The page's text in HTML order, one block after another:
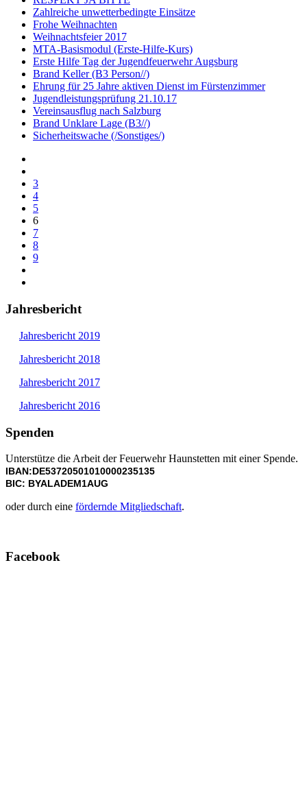
Zahlreiche unwetterbedingte Einsätze
Frohe Weihnachten
Weihnachtsfeier 2017
MTA-Basismodul (Erste-Hilfe-Kurs)
Erste Hilfe Tag der Jugendfeuerwehr Augsburg
Brand Keller (B3 Person//)
Ehrung für 25 Jahre aktiven Dienst im Fürstenzimmer
Jugendleistungsprüfung 21.10.17
Vereinsausflug nach Salzburg
Brand Unklare Lage (B3//)
Sicherheitswache (/Sonstiges/)
3
4
5
6
7
8
9
Jahresbericht
Jahresbericht 2019
Jahresbericht 2018
Jahresbericht 2017
Jahresbericht 2016
Spenden
Unterstütze die Arbeit der Feuerwehr Haunstetten mit einer Spende.
IBAN:DE53720501010000235135
BIC: BYALADEM1AUG
oder durch eine fördernde Mitgliedschaft.
Facebook